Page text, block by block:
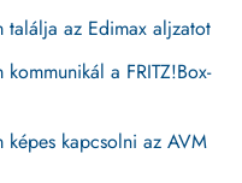
találja az Edimax aljzatot
a FRITZ!Box-
képes kapcsolni az AVM